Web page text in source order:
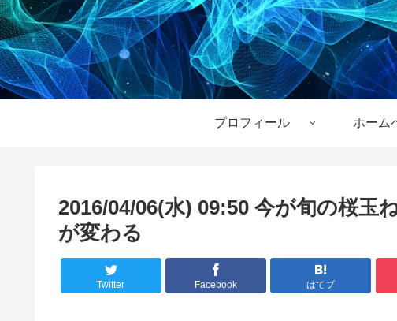
プロフィール ホーム
2016/04/06(水) 09:50 今が旬の桜玉
が変わる
Twitter Facebook はてブ